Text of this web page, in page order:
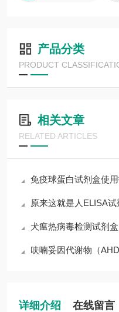
产品分类
PRODUCT
相关文章
RELATED ARTICLES
免疫球蛋白试剂盒使
原来这就是人ELISA
犬瘟热病毒检测试剂
呋喃妥因代谢物（AHD
详细介绍 在线留言